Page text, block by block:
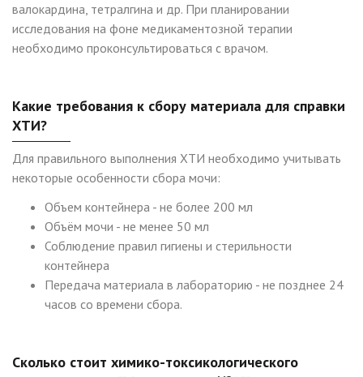
валокардина, тетралгина и др. При планировании
исследования на фоне медикаментозной терапии
необходимо проконсультироваться с врачом.
Какие требования к сбору материала для справки
ХТИ?
Для правильного выполнения ХТИ необходимо учитывать
некоторые особенности сбора мочи:
Объем контейнера - не более 200 мл
Объём мочи - не менее 50 мл
Соблюдение правил гигиены и стерильности
контейнера
Передача материала в лабораторию - не позднее 24
часов со времени сбора.
Сколько стоит химико-токсикологического